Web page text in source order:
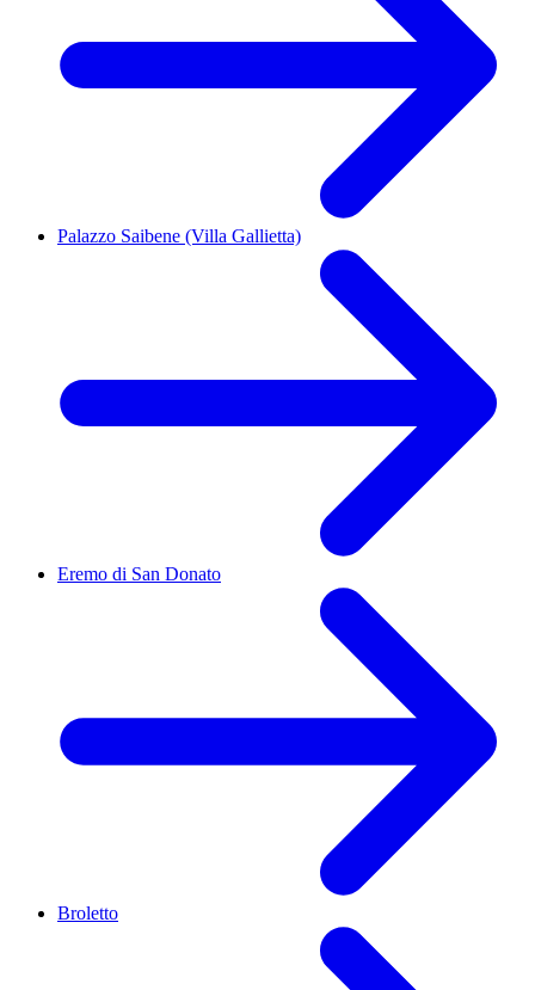
Palazzo Saibene (Villa Gallietta)
Eremo di San Donato
Broletto